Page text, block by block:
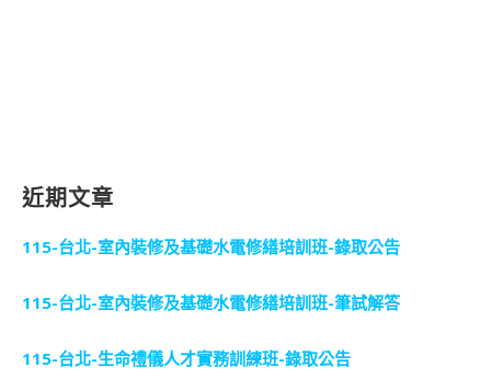
近期文章
115-台北-室內裝修及基礎水電修繕培訓班-錄取公告
115-台北-室內裝修及基礎水電修繕培訓班-筆試解答
115-台北-生命禮儀人才實務訓練班-錄取公告